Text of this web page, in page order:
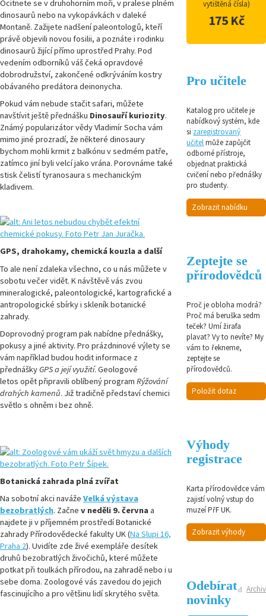
Ocitnete se v druhohorním moři, v pralese plném
dinosaurů nebo na vykopávkách v daleké
Montaně. Zažijete nadšení paleontologů, kteří
právě objevili novou fosilii, a poznáte i rodinku
dinosaurů žijící přímo uprostřed Prahy. Pod
vedením odborníků váš čeká opravdové
dobrodružství, zakončené odkrýváním kostry
obávaného predátora deinonycha.
Pokud vám nebude stačit safari, můžete
navštívit ještě přednášku Dinosauří kuriozity.
Známý popularizátor vědy Vladimír Socha vám
mimo jiné prozradí, že některé dinosaury
bychom mohli krmit z balkónu v sedmém patře,
zatímco jiní byli velcí jako vrána. Porovnáme také
stisk čelistí tyranosaura s mechanickým
kladivem.
GPS, drahokamy, chemická kouzla a další
To ale není zdaleka všechno, co u nás můžete v
sobotu večer vidět. K návštěvě vás zvou
mineralogické, paleontologické, kartografické a
antropologické sbírky i skleník botanické
zahrady.
Doprovodný program pak nabídne přednášky,
pokusy a jiné aktivity. Pro prázdninové výlety se
vám například budou hodit informace z
přednáškyGPS a její využití. Geologové
letos opět připravili oblíbený program Rýžování
drahých kamenů. Již tradičně představí chemici
světlo s ohněm i bez ohně.
Botanická zahrada plná zvířat
Na sobotní akci naváže Velká výstava
bezobratlých. Začne v neděli 9. červnaa
najdete ji v příjemném prostředí Botanické
zahrady Přírodovědecké fakulty UK (Na Slupi 16,
Praha 2). Uvidíte zde živé exempláře desítek
druhů bezobratlých živočichů, které můžete
potkat při toulkách přírodou, na zahradě nebo i u
sebe doma. Zoologové vás zavedou do jejich
fascinujícího a pro většinu lidí skrytého světa.
vytištěná čísla)
175 Kč
Pro učitele
Katalog pro učitele je
nabídkový systém, kde
si zaregistrovaný
učitelmůže zapůjčit
odborné přístroje,
objednat praktická
cvičení nebo přednášky
pro studenty.
Zobrazit nabídku
Zeptejte se
přírodovědců
Proč je obloha modrá?
Proč má beruška sedm
teček? Umí žirafa
plavat? Vy to nevíte? My
vám to řekneme,
zeptejte se
přírodovědců.
Položit dotaz
Výhody
registrace
Karta přírodovědce vám
zajistí volný vstup do
muzeí PřF UK.
Zobrazit výhody
Archiv
Odebírat
novinky